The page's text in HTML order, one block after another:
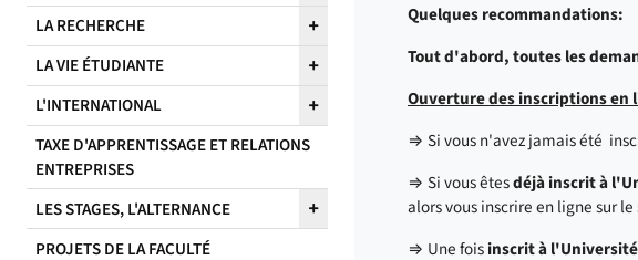
LA RECHERCHE
LA VIE ÉTUDIANTE
L'INTERNATIONAL
TAXE D'APPRENTISSAGE ET RELATIONS
ENTREPRISES
LES STAGES, L'ALTERNANCE
PROJETS DE LA FACULTÉ
Quelques recommandations:
Tout d'abord, toutes les
Ouverture des inscriptions en
⇒ Si vous n'avez jamais été
⇒ Si vous êtesdéjà inscrit à
alors vous inscrire en ligne sur
⇒ Une foisinscrit à